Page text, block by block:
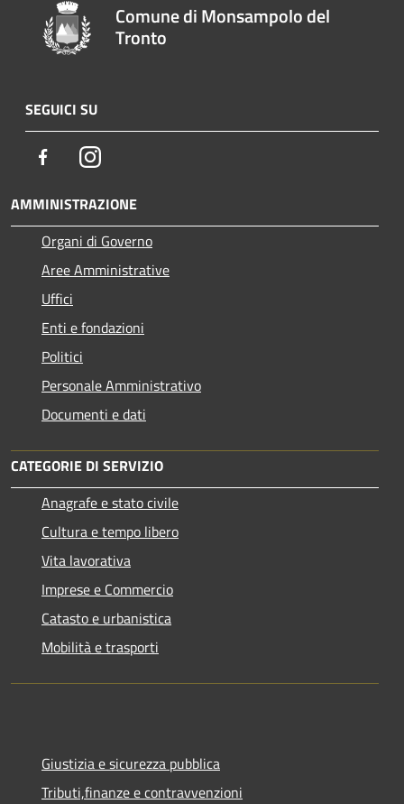
Comune di Monsampolo del
Tronto
SEGUICI SU
FacebookInstagram
AMMINISTRAZIONE
Organi di Governo
Aree Amministrative
Uffici
Enti e fondazioni
Politici
Personale Amministrativo
Documenti e dati
CATEGORIE DI SERVIZIO
Anagrafe e stato civile
Cultura e tempo libero
Vita lavorativa
Imprese e Commercio
Catasto e urbanistica
Mobilità e trasporti
Giustizia e sicurezza pubblica
Tributi,finanze e contravvenzioni